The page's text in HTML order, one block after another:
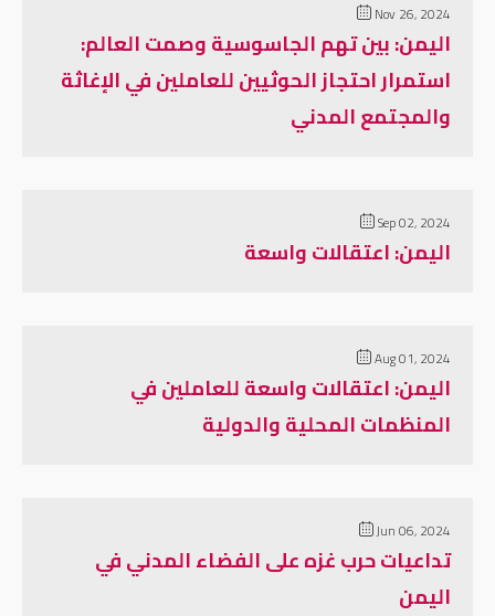
Nov 26, 2024
اليمن: بين تهم الجاسوسية وصمت العالم:
استمرار احتجاز الحوثيين للعاملين في الإغاثة
والمجتمع المدني
Sep 02, 2024
اليمن: اعتقالات واسعة
Aug 01, 2024
اليمن: اعتقالات واسعة للعاملين في
المنظمات المحلية والدولية
Jun 06, 2024
تداعيات حرب غزه على الفضاء المدني في
اليمن